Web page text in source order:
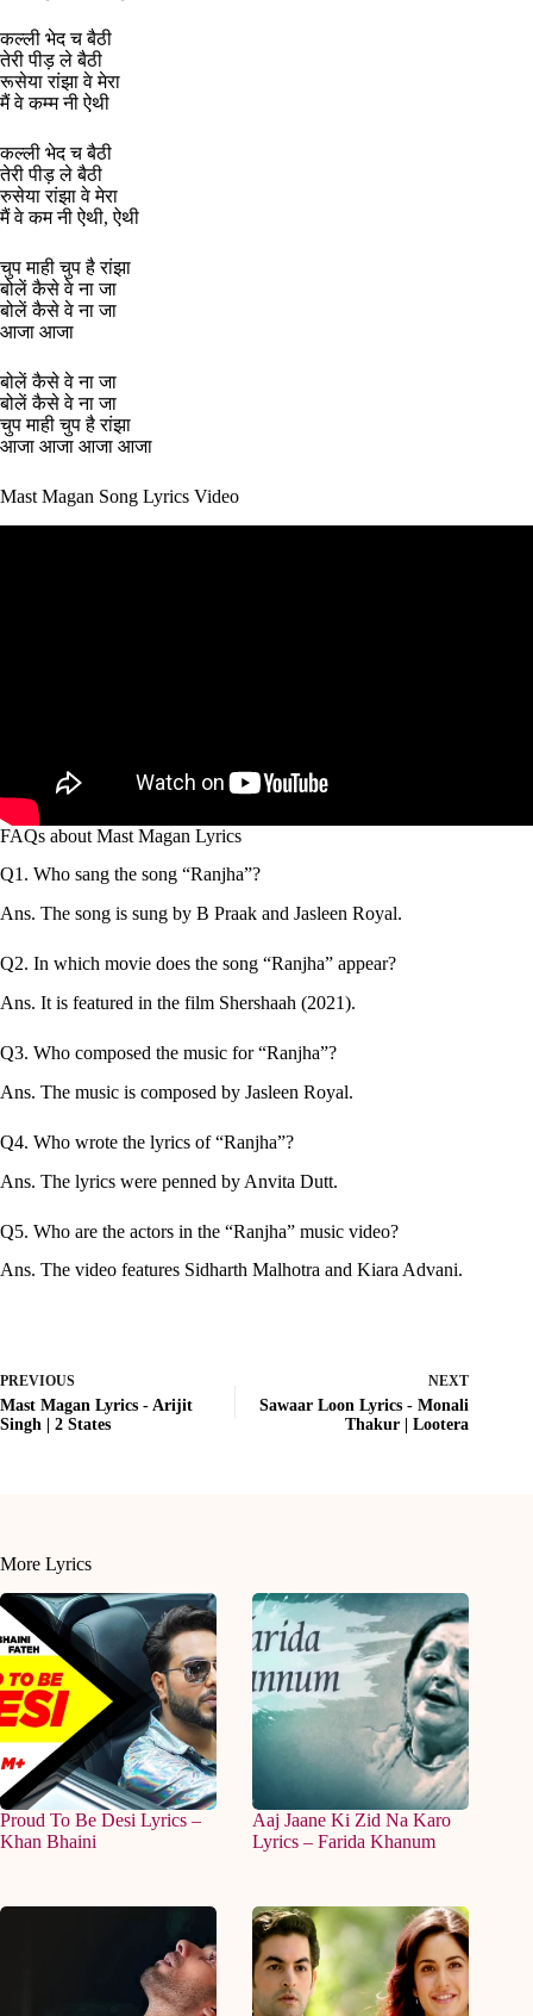
कल्ली भेद च बैठी
तेरी पीड़ ले बैठी
रूसेया रांझा वे मेरा
मैं वे कम्म नी ऐथी
कल्ली भेद च बैठी
तेरी पीड़ ले बैठी
रुसेया रांझा वे मेरा
मैं वे कम नी ऐथी, ऐथी
चुप माही चुप है रांझा
बोलें कैसे वे ना जा
बोलें कैसे वे ना जा
आजा आजा
बोलें कैसे वे ना जा
बोलें कैसे वे ना जा
चुप माही चुप है रांझा
आजा आजा आजा आजा
Mast Magan Song Lyrics Video
FAQs about Mast Magan Lyrics
Q1. Who sang the song “Ranjha”?
Ans. The song is sung by B Praak and Jasleen Royal.
Q2. In which movie does the song “Ranjha” appear?
Ans. It is featured in the film Shershaah (2021).
Q3. Who composed the music for “Ranjha”?
Ans. The music is composed by Jasleen Royal.
Q4. Who wrote the lyrics of “Ranjha”?
Ans. The lyrics were penned by Anvita Dutt.
Q5. Who are the actors in the “Ranjha” music video?
Ans. The video features Sidharth Malhotra and Kiara Advani.
PREVIOUS
Mast Magan Lyrics - Arijit
Singh | 2 States
NEXT
Sawaar Loon Lyrics - Monali
Thakur | Lootera
More Lyrics
Proud To Be Desi Lyrics –
Khan Bhaini
Aaj Jaane Ki Zid Na Karo
Lyrics – Farida Khanum